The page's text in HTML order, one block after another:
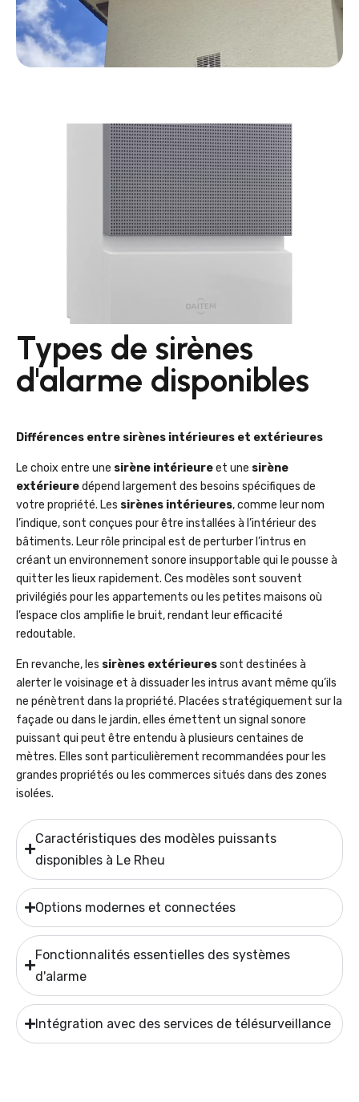
Types de sirènes
d'alarme disponibles
Différences entre sirènes intérieures et extérieures
Le choix entre une sirène intérieureet une sirène
extérieuredépend largement des besoins spécifiques de
votre propriété. Les sirènes intérieures, comme leur nom
l’indique, sont conçues pour être installées à l’intérieur des
bâtiments. Leur rôle principal est de perturber l’intrus en
créant un environnement sonore insupportable qui le pousse à
quitter les lieux rapidement. Ces modèles sont souvent
privilégiés pour les appartements ou les petites maisons où
l’espace clos amplifie le bruit, rendant leur efficacité
redoutable.
En revanche, les sirènes extérieuressont destinées à
alerter le voisinage et à dissuader les intrus avant même qu’ils
ne pénètrent dans la propriété. Placées stratégiquement sur la
façade ou dans le jardin, elles émettent un signal sonore
puissant qui peut être entendu à plusieurs centaines de
mètres. Elles sont particulièrement recommandées pour les
grandes propriétés ou les commerces situés dans des zones
isolées.
Caractéristiques des modèles puissants
disponibles à Le Rheu
Options modernes et connectées
Fonctionnalités essentielles des systèmes
d'alarme
Intégration avec des services de télésurveillance